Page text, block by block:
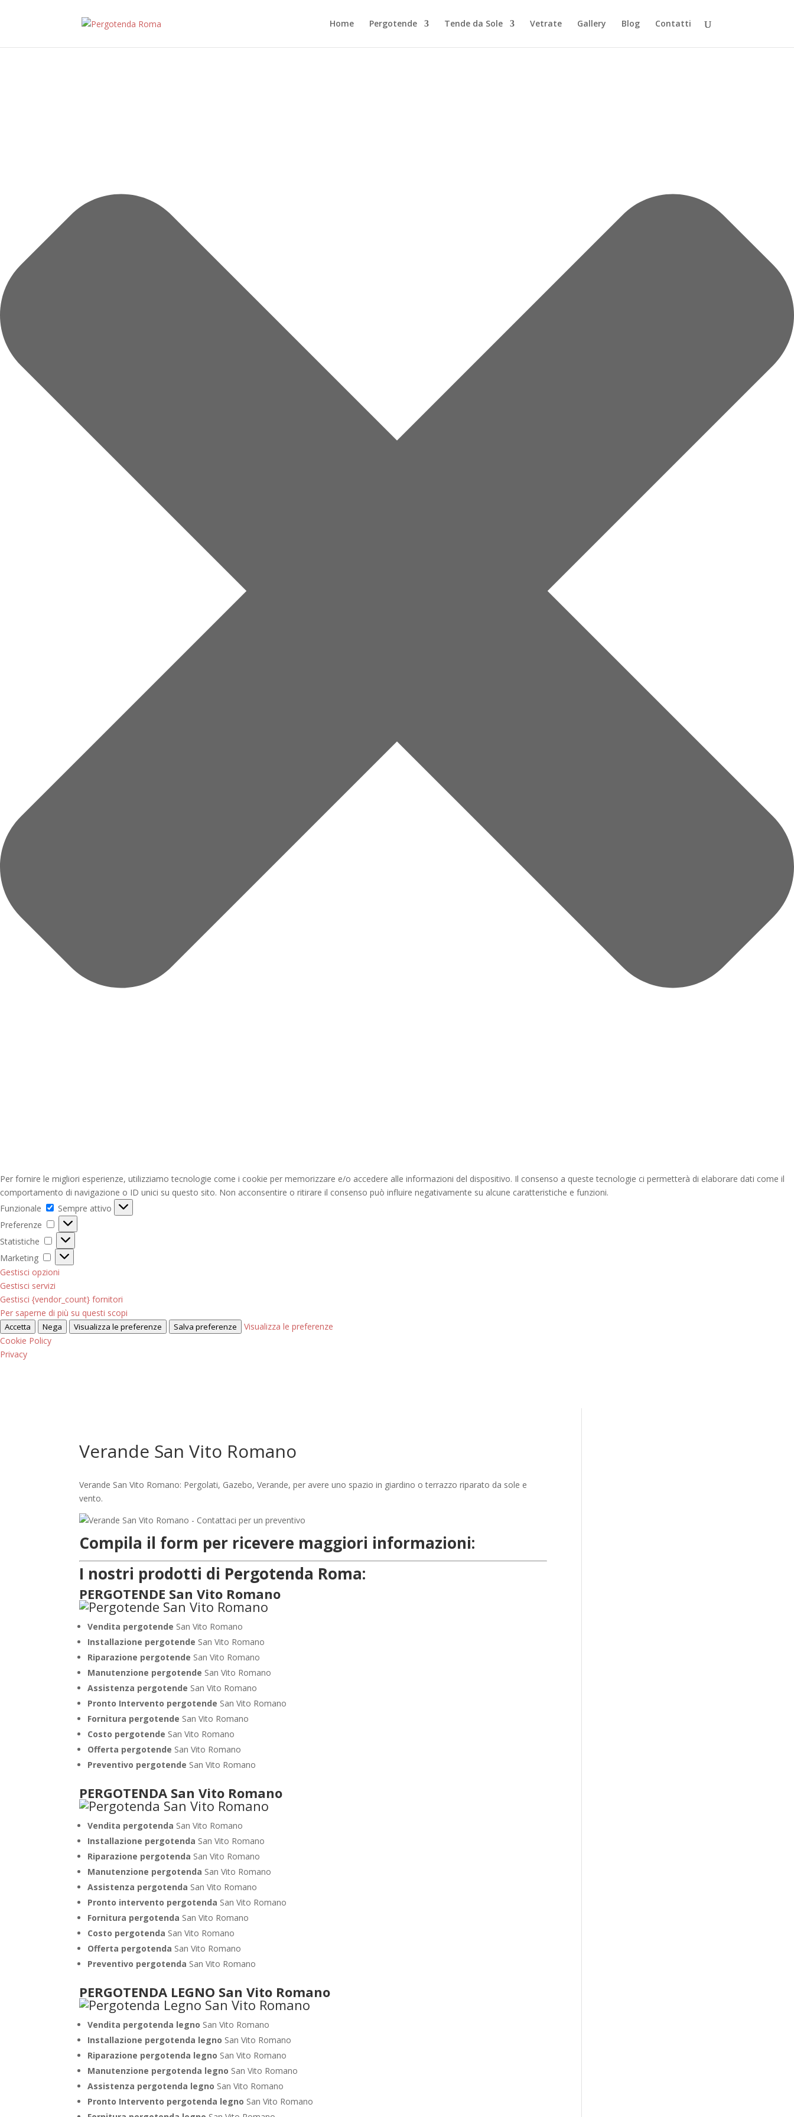
Per fornire le migliori esperienze, utilizziamo tecnologie come i cookie per memorizzare e/o accedere alle informazioni del dispositivo. Il consenso a queste tecnologie ci permetterà di elaborare dati come il
comportamento di navigazione o ID unici su questo sito. Non acconsentire o ritirare il consenso può influire negativamente su alcune caratteristiche e funzioni.
Funzionale
Funzionale
Sempre attivo
Preferenze
Preferenze
Statistiche
Statistiche
Marketing
Marketing
Gestisci opzioni
Gestisci servizi
Gestisci {vendor_count} fornitori
Per saperne di più su questi scopi
Accetta Nega Visualizza le preferenze Salva preferenze
Visualizza le preferenze
Cookie Policy
Privacy
Home Pergotende Tende da Sole Vetrate Gallery Blog Contatti
Verande San Vito Romano
Verande San Vito Romano: Pergolati, Gazebo, Verande, per avere uno spazio in giardino o terrazzo riparato da sole e
vento.
Compila il form per ricevere maggiori informazioni:
I nostri prodotti di Pergotenda Roma:
PERGOTENDE San Vito Romano
Vendita pergotende San Vito Romano
Installazione pergotende San Vito Romano
Riparazione pergotende San Vito Romano
Manutenzione pergotende San Vito Romano
Assistenza pergotende San Vito Romano
Pronto Intervento pergotende San Vito Romano
Fornitura pergotende San Vito Romano
Costo pergotende San Vito Romano
Offerta pergotende San Vito Romano
Preventivo pergotende San Vito Romano
PERGOTENDA San Vito Romano
Vendita pergotenda San Vito Romano
Installazione pergotenda San Vito Romano
Riparazione pergotenda San Vito Romano
Manutenzione pergotenda San Vito Romano
Assistenza pergotenda San Vito Romano
Pronto intervento pergotenda San Vito Romano
Fornitura pergotenda San Vito Romano
Costo pergotenda San Vito Romano
Offerta pergotenda San Vito Romano
Preventivo pergotenda San Vito Romano
PERGOTENDA LEGNO San Vito Romano
Vendita pergotenda legno San Vito Romano
Installazione pergotenda legno San Vito Romano
Riparazione pergotenda legno San Vito Romano
Manutenzione pergotenda legno San Vito Romano
Assistenza pergotenda legno San Vito Romano
Pronto Intervento pergotenda legno San Vito Romano